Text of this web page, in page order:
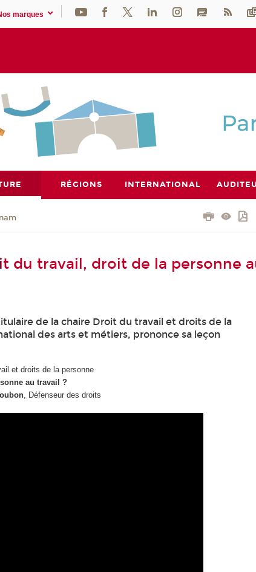
marques
RÉGIONS INTERNATIONAL
du travail, droit de la personne
de la chaire Droit du travail et droits de la
des arts et métiers, prononce sa leçon
et droits de la personne
au travail ?
, Défenseur des droits